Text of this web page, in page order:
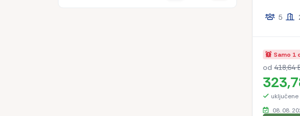
5
Samo 1
od 418,64
08. 08.